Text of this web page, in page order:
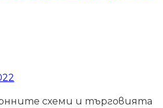
схеми и търговията